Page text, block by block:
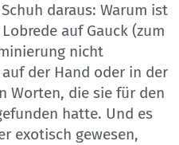
daraus: Warum ist
auf Gauck (zum
nicht
der Hand oder in der
Worten, die sie für den
hatte. Und es
exotisch gewesen,